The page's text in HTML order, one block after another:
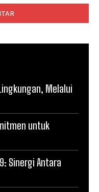
Melalui
untuk
Sinergi Antara